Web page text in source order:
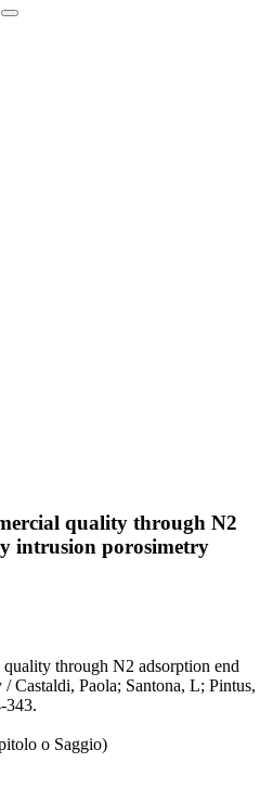
quality through N2
intrusion porosimetry
through N2 adsorption end
Castaldi, Paola; Santona, L; Pintus,
343.
o Saggio)